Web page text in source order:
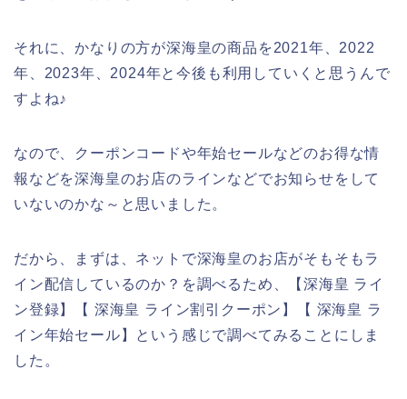
それに、かなりの方が深海皇の商品を2021年、2022
年、2023年、2024年と今後も利用していくと思うんで
すよね♪
なので、クーポンコードや年始セールなどのお得な情
報などを深海皇のお店のラインなどでお知らせをして
いないのかな～と思いました。
だから、まずは、ネットで深海皇のお店がそもそもラ
イン配信しているのか？を調べるため、【深海皇 ライ
ン登録】【 深海皇 ライン割引クーポン】【 深海皇 ラ
イン年始セール】という感じで調べてみることにしま
した。